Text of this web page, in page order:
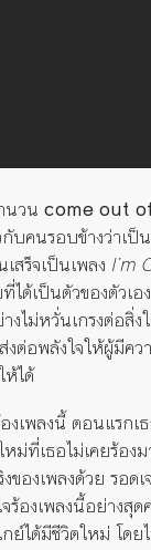
นวน come out
บคนรอบข้างว่าเป็
สร็จเป็นเพลง I’m
ได้เป็นตัวของตัวเ
งไม่หวั่นเกรงต่อสิ่
ต่อพลังใจให้ผู้มีค
ได้
งเพลงนี้ ตอนแรก
ม่ที่เธอไม่เคยร้อง
องเพลงด้วย รอด
ร้องเพลงนี้อย่างสุ
ย์ได้มีชีวิตใหม่ โด